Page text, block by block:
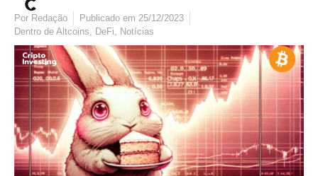
Por Redação Publicado em 25/12/2023
Dentro de Altcoins, DeFi, Notícias